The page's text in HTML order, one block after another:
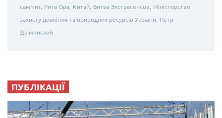
саммит, Рита Ора, Китай, Битва Экстрасенсов, Міністерство
захисту довкілля та природних ресурсів України, Петр
Дыминский
ПУБЛІКАЦІЇ